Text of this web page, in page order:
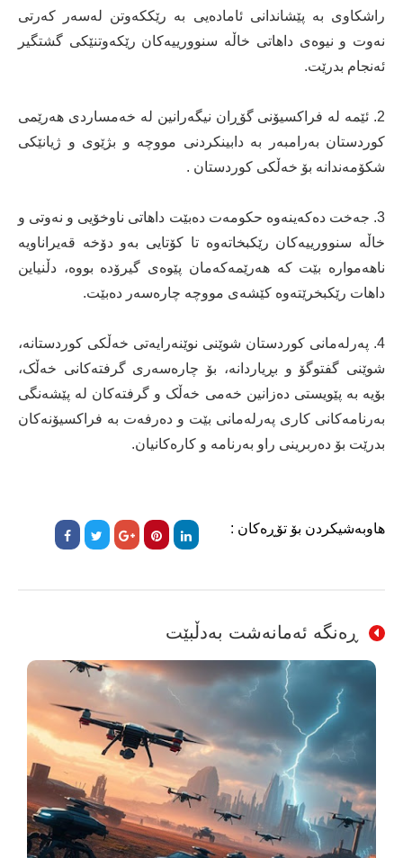
راشکاوی بە پێشاندانی ئامادەیی بە رێککەوتن لەسەر کەرتی
نەوت و نیوەی داھاتی خاڵە سنوورییەکان رێکەوتنێکی گشتگیر
ئەنجام بدرێت.
2. ئێمە لە فراکسیۆنی گۆڕان نیگەرانین لە خەمساردی ھەرێمی
کوردستان بەرامبەر بە دابینکردنی مووچە و بژێوی و ژیانێکی
شکۆمەندانە بۆ خەڵکی کوردستان .
3. جەخت دەکەینەوە حکومەت دەبێت داھاتی ناوخۆیی و نەوتی و
خاڵە سنوورییەکان رێکبخاتەوە تا کۆتایی بەو دۆخە قەیراناویە
ناھەموارە بێت کە ھەرێمەکەمان پێوەی گیرۆدە بووە، دڵنیاین
داھات رێکبخرێتەوە کێشەی مووچە چارەسەر دەبێت.
4. پەرلەمانی کوردستان شوێنی نوێنەرایەتی خەڵکی کوردستانە،
شوێنی گفتوگۆ و بڕیاردانە، بۆ چارەسەری گرفتەکانی خەڵک،
بۆیە بە پێویستی دەزانین خەمی خەڵک و گرفتەکان لە پێشەنگی
بەرنامەکانی کاری پەرلەمانی بێت و دەرفەت بە فراکسیۆنەکان
بدرێت بۆ دەربرینی راو بەرنامە و کارەکانیان.
هاوبەشیکردن بۆ تۆڕەکان :
ڕەنگە ئەمانەشت بەدڵبێت